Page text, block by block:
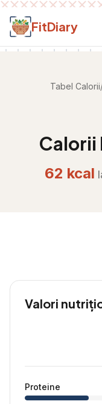
Salt la conținut
FitDiary
Tabel Calorii
Calorii
62 kcal
Valori
Proteine